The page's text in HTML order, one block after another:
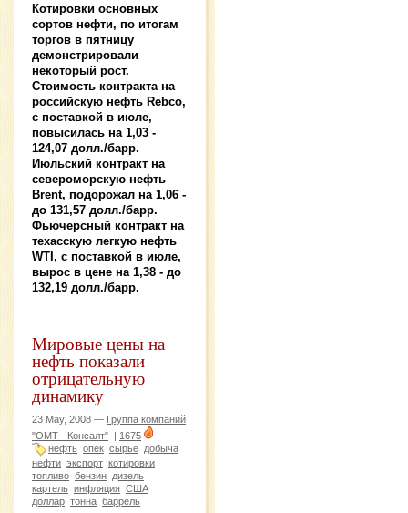
Котировки основных
сортов нефти, по итогам
торгов в пятницу
демонстрировали
некоторый рост.
Стоимость контракта на
российскую нефть Rebco,
с поставкой в июле,
повысилась на 1,03 -
124,07 долл./барр.
Июльский контракт на
североморскую нефть
Brent, подорожал на 1,06 -
до 131,57 долл./барр.
Фьючерсный контракт на
техасскую легкую нефть
WTI, с поставкой в июле,
вырос в цене на 1,38 - до
132,19 долл./барр.
Мировые цены на
нефть показали
отрицательную
динамику
23 May, 2008 — Группа компаний
"ОМТ - Консалт" | 1675
нефть опек сырье добыча
нефти экспорт котировки
топливо бензин дизель
картель инфляция США
доллар тонна баррель